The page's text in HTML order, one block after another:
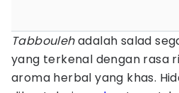
Tabboulehadalah salad
yang terkenal dengan rasa
aroma herbal yang khas.